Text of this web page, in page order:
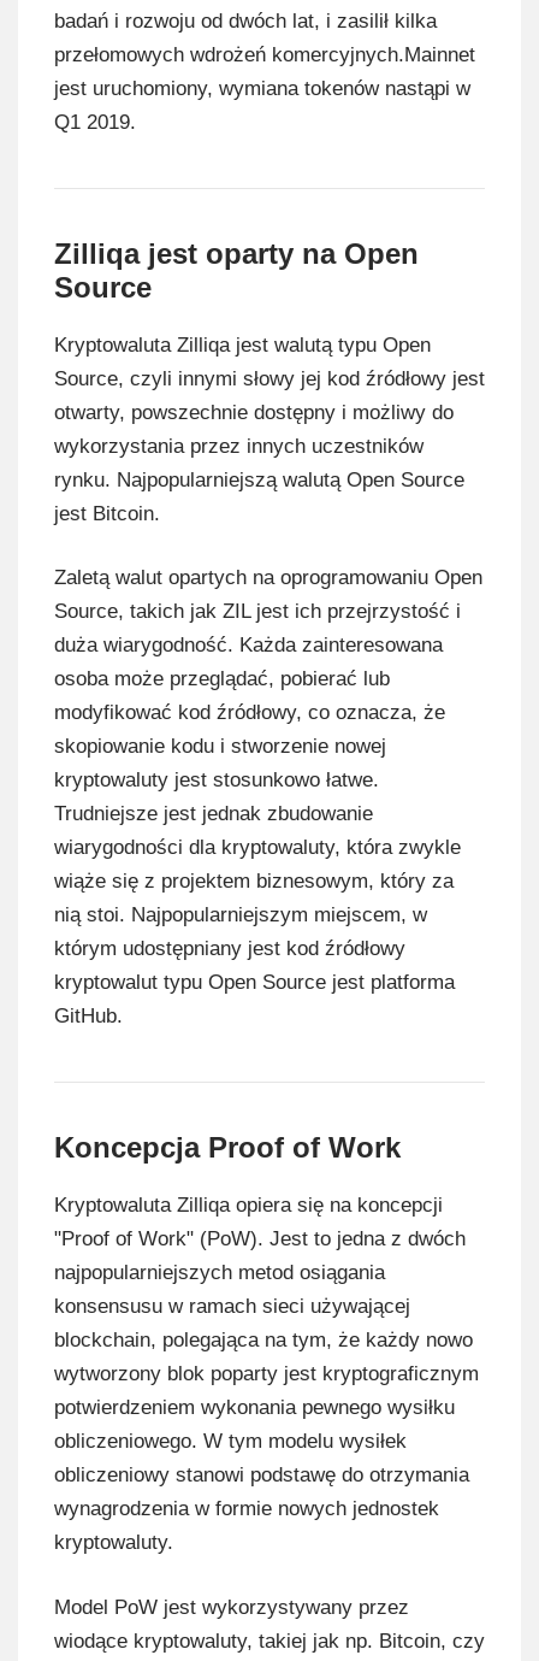
badań i rozwoju od dwóch lat, i zasilił kilka
przełomowych wdrożeń komercyjnych.Mainnet
jest uruchomiony, wymiana tokenów nastąpi w
Q1 2019.
Zilliqa jest oparty na Open
Source
Kryptowaluta Zilliqa jest walutą typu Open
Source, czyli innymi słowy jej kod źródłowy jest
otwarty, powszechnie dostępny i możliwy do
wykorzystania przez innych uczestników
rynku. Najpopularniejszą walutą Open Source
jest Bitcoin.
Zaletą walut opartych na oprogramowaniu Open
Source, takich jak ZIL jest ich przejrzystość i
duża wiarygodność. Każda zainteresowana
osoba może przeglądać, pobierać lub
modyfikować kod źródłowy, co oznacza, że
skopiowanie kodu i stworzenie nowej
kryptowaluty jest stosunkowo łatwe.
Trudniejsze jest jednak zbudowanie
wiarygodności dla kryptowaluty, która zwykle
wiąże się z projektem biznesowym, który za
nią stoi. Najpopularniejszym miejscem, w
którym udostępniany jest kod źródłowy
kryptowalut typu Open Source jest platforma
GitHub.
Koncepcja Proof of Work
Kryptowaluta Zilliqa opiera się na koncepcji
"Proof of Work" (PoW). Jest to jedna z dwóch
najpopularniejszych metod osiągania
konsensusu w ramach sieci używającej
blockchain, polegająca na tym, że każdy nowo
wytworzony blok poparty jest kryptograficznym
potwierdzeniem wykonania pewnego wysiłku
obliczeniowego. W tym modelu wysiłek
obliczeniowy stanowi podstawę do otrzymania
wynagrodzenia w formie nowych jednostek
kryptowaluty.
Model PoW jest wykorzystywany przez
wiodące kryptowaluty, takiej jak np. Bitcoin, czy